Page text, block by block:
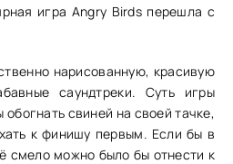
игра Angry Birds перешла с
нарисованную, красивую
саундтреки. Суть игры
свиней на своей тачке,
к финишу первым. Если бы в
смело можно было бы отнести к